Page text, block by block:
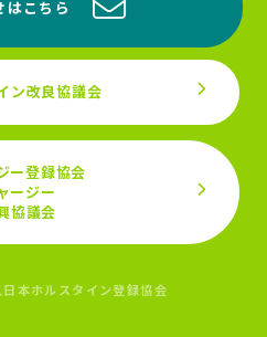
はこちら
ン改良協議会
ー登録協会
ージー
協議会
本ホルスタイン登録協会